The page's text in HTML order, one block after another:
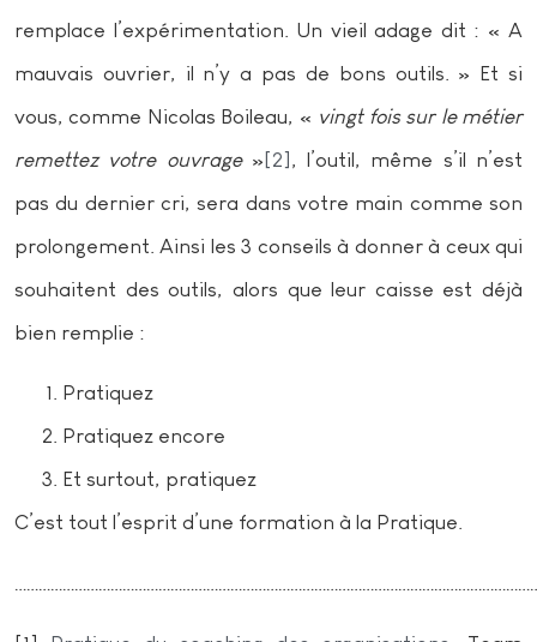
remplace l’expérimentation. Un vieil adage dit : « A
mauvais ouvrier, il n’y a pas de bons outils. » Et si
vous, comme Nicolas Boileau, « vingt fois sur le métier
remettez votre ouvrage»[2], l’outil, même s’il n’est
pas du dernier cri, sera dans votre main comme son
prolongement. Ainsi les 3 conseils à donner à ceux qui
souhaitent des outils, alors que leur caisse est déjà
bien remplie :
Pratiquez
Pratiquez encore
Et surtout, pratiquez
C’est tout l’esprit d’une formation à la Pratique.